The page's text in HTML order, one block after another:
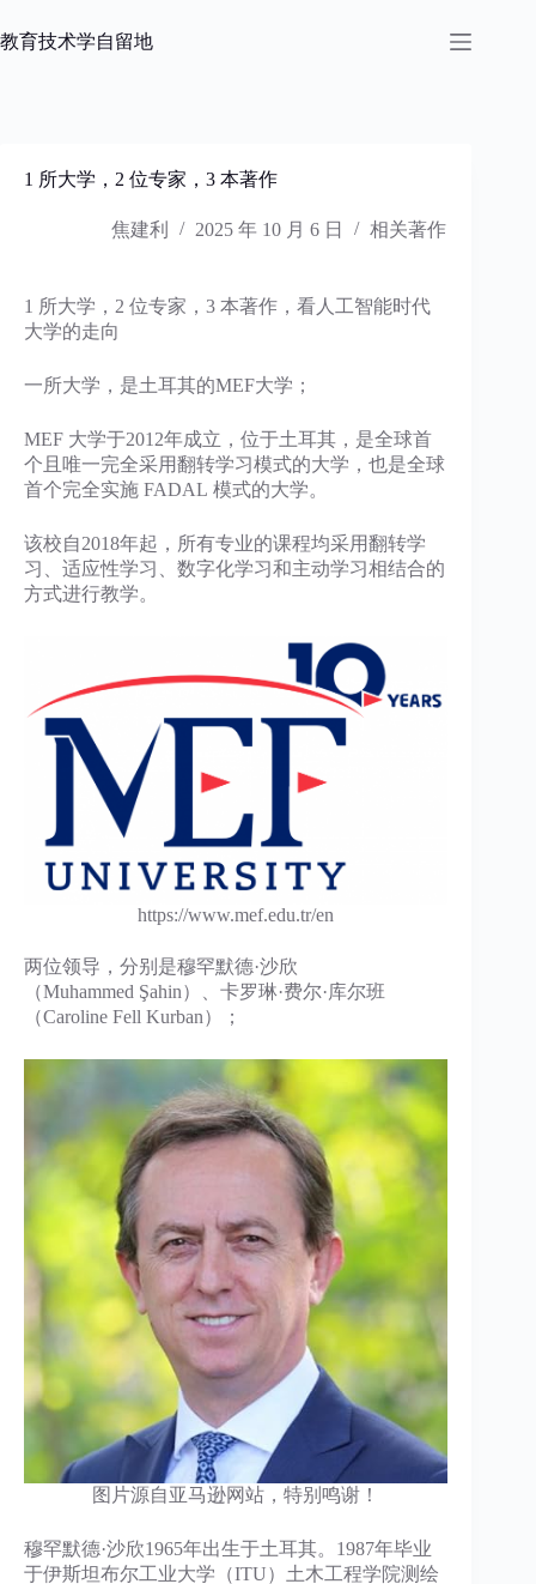
过
教育技术学自留地
1 所大学，2 位专家，3 本著作
焦建利 2025 年 10 月 6 日 相关著作
1 所大学，2 位专家，3 本著作，看人工智能时代
大学的走向
一所大学，是土耳其的MEF大学；
MEF 大学于2012年成立，位于土耳其，是全球首
个且唯一完全采用翻转学习模式的大学，也是全球
首个完全实施 FADAL 模式的大学。
该校自2018年起，所有专业的课程均采用翻转学
习、适应性学习、数字化学习和主动学习相结合的
方式进行教学。
https://www.mef.edu.tr/en
两位领导，分别是穆罕默德·沙欣
（Muhammed Şahin）、卡罗琳·费尔·库尔班
（Caroline Fell Kurban）；
图片源自亚马逊网站，特别鸣谢！
穆罕默德·沙欣1965年出生于土耳其。1987年毕业
于伊斯坦布尔工业大学（ITU）土木工程学院测绘